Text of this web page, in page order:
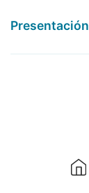
Presentación